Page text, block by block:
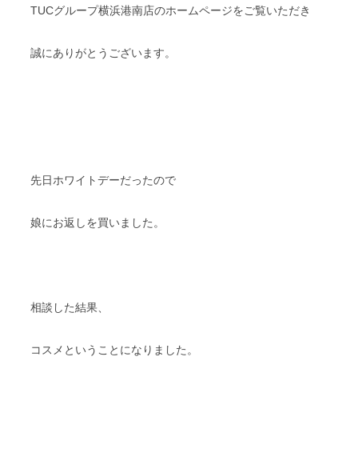
TUCグループ横浜港南店のホームページをご覧いただき
誠にありがとうございます。
先日ホワイトデーだったので
娘にお返しを買いました。
相談した結果、
コスメということになりました。